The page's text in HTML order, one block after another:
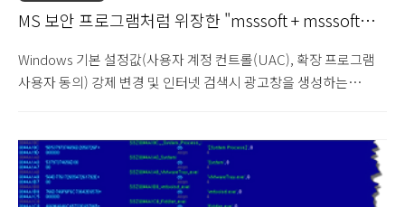
MS 보안 프로그램처럼 위장한 "msssoft + msssoft
Windows 기본 설정값(사용자 계정 컨트롤(UAC), 확장 프로그램
사용자 동의) 강제 변경 및 인터넷 검색시 광고창을 생성하는
1.0.0.1" 광고 프로그램 주의 (2014.6.16) 해당 프로그램은 기존의
유사한 기능을 가진 서치클릭(SearchClick) 계열 광고 프로그램의
변종이므로 참고하시기 바랍니다. 특히 "msssoft + msssoft